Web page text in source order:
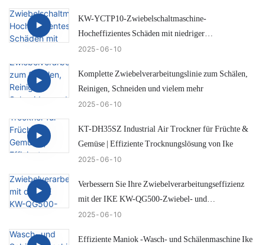
KW-YCTP10-Zwiebelschaltmaschine-
Hocheffizientes Schäden mit niedriger
Schadensschürze
2025 06 10
Komplette Zwiebelverarbeitungslinie zum Schälen,
Reinigen, Schneiden und vielem mehr
2025 06 10
KT-DH35SZ Industrial Air Trockner für Früchte &
Gemüse | Effiziente Trocknungslösung von Ike
2025 06 10
Verbessern Sie Ihre Zwiebelverarbeitungseffizienz
mit der IKE KW-QG500-Zwiebel- und
Hecktrimmungsmaschine
2025 06 10
Effiziente Maniok -Wasch- und Schälenmaschine Ike